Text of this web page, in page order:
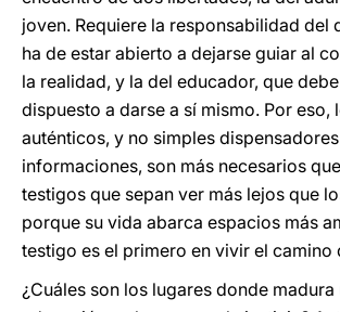
joven. Requiere la responsabilidad del
ha de estar abierto a dejarse guiar al
la realidad, y la del educador, que
dispuesto a darse a sí mismo. Por eso,
auténticos, y no simples
informaciones, son más necesarios
testigos que sepan ver más lejos que
porque su vida abarca espacios más
testigo es el primero en vivir el camino
¿Cuáles son los lugares donde